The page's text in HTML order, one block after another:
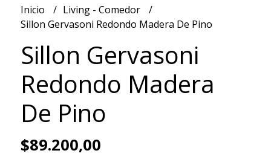
Inicio
Living - Comedor
Sillon Gervasoni Redondo Madera De Pino
Sillon Gervasoni
Redondo Madera
De Pino
$89.200,00